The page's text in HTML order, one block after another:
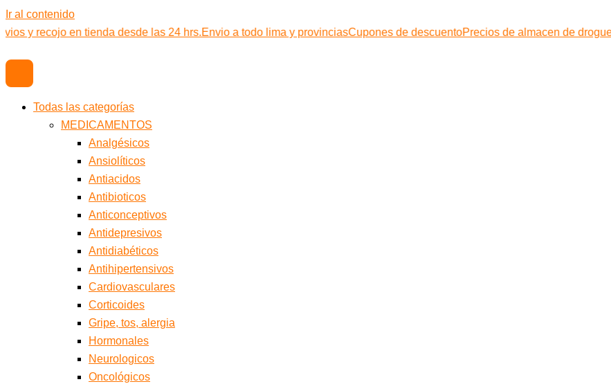
Ir al contenido
y recojo en tienda desde las 24 hrs.Envio a todo lima y provinciasCupones de descuentoPrecios de almacen de
Todas las categorías
MEDICAMENTOS
Analgésicos
Ansiolíticos
Antiacidos
Antibioticos
Anticonceptivos
Antidepresivos
Antidiabéticos
Antihipertensivos
Cardiovasculares
Corticoides
Gripe, tos, alergia
Hormonales
Neurologicos
Oncológicos